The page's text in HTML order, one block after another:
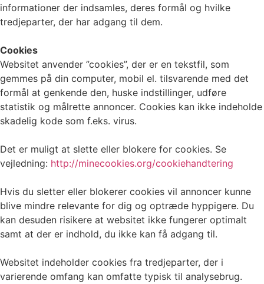
informationer der indsamles, deres formål og hvilke
tredjeparter, der har adgang til dem.
Cookies
Websitet anvender ”cookies”, der er en tekstfil, som
gemmes på din computer, mobil el. tilsvarende med det
formål at genkende den, huske indstillinger, udføre
statistik og målrette annoncer. Cookies kan ikke indeholde
skadelig kode som f.eks. virus.
Det er muligt at slette eller blokere for cookies. Se
vejledning: http://minecookies.org/cookiehandtering
Hvis du sletter eller blokerer cookies vil annoncer kunne
blive mindre relevante for dig og optræde hyppigere. Du
kan desuden risikere at websitet ikke fungerer optimalt
samt at der er indhold, du ikke kan få adgang til.
Websitet indeholder cookies fra tredjeparter, der i
varierende omfang kan omfatte typisk til analysebrug.